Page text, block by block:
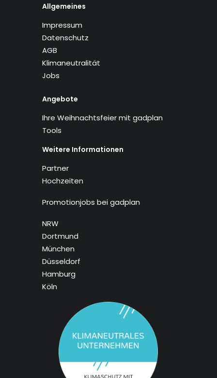
Allgemeines
Impressum
Datenschutz
AGB
Klimaneutralität
Jobs
Angebote
Ihre Weihnachtsfeier mit gadplan
Tools
Weitere Informationen
Partner
Hochzeiten
Promotionjobs bei gadplan
NRW
Dortmund
München
Düsseldorf
Hamburg
Köln